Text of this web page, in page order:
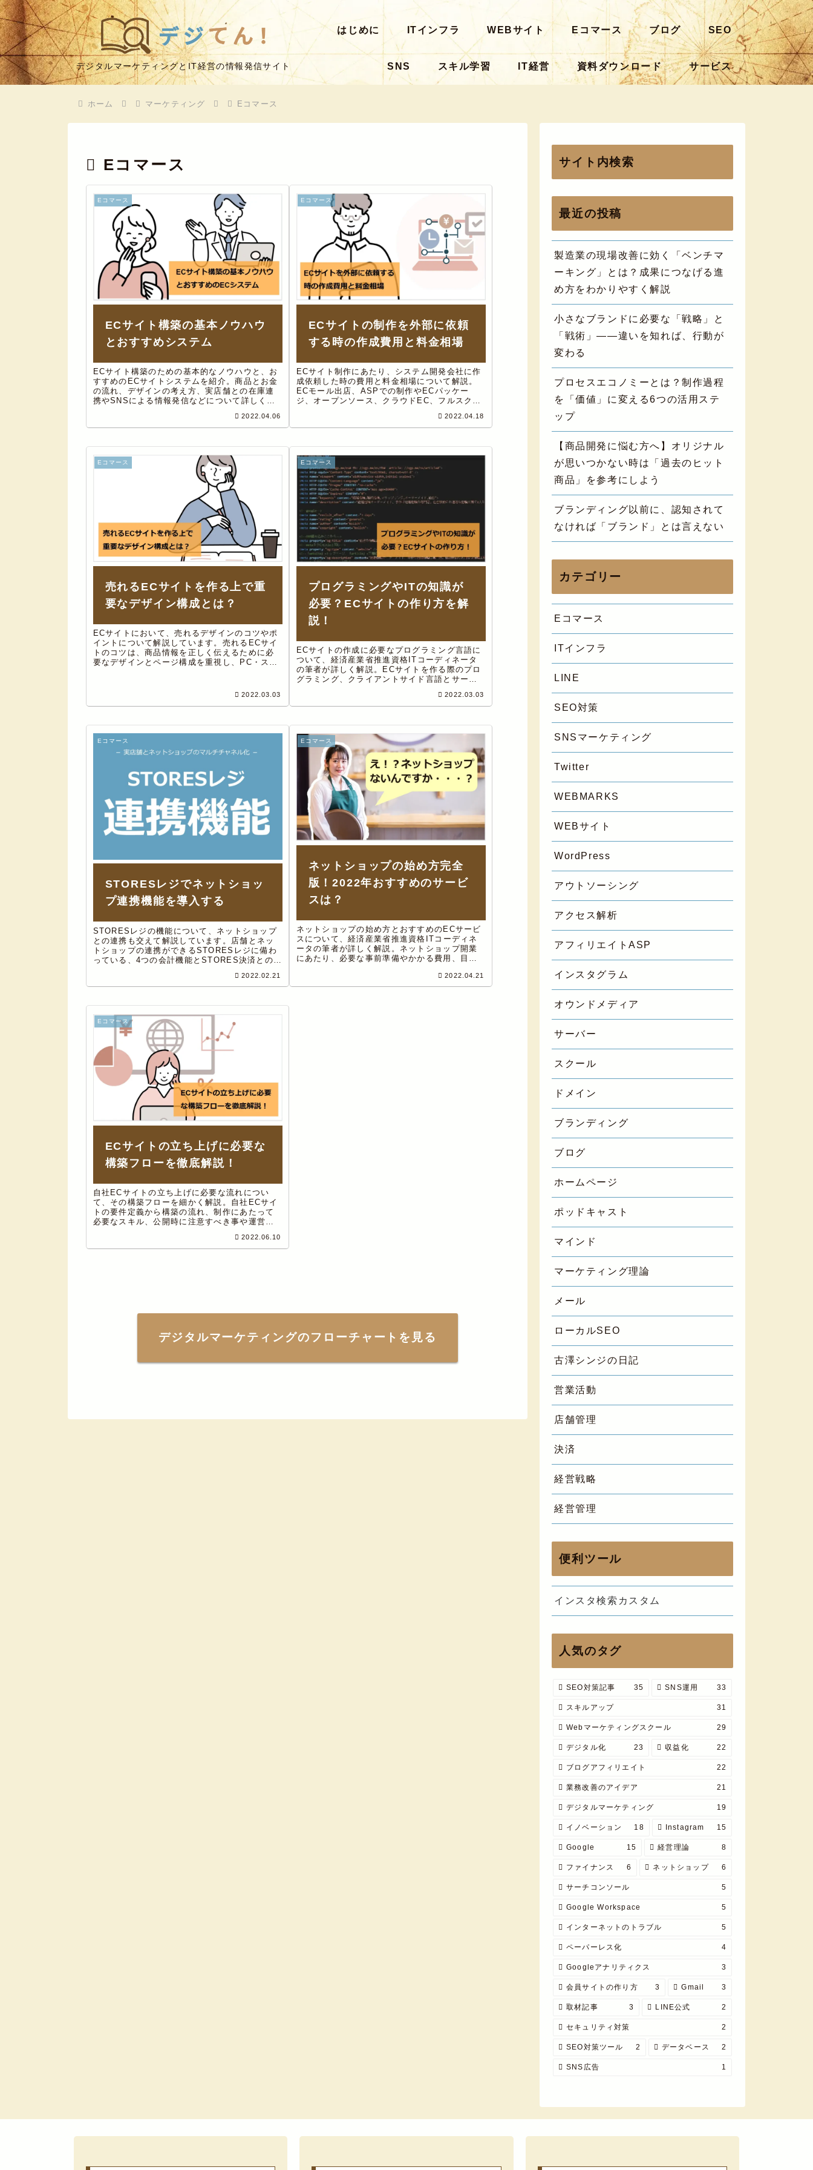
デジタルマーケティングとIT経営の情報発信サイト
はじめに ITインフラ WEBサイト Eコマース ブログ SEO
SNS スキル学習 IT経営 資料ダウンロード サービス
ホーム マーケティング Eコマース
Eコマース
Eコマース
ECサイト構築の基本ノウハウ
とおすすめシステム
ECサイト構築のための基本的なノウハウと、お
すすめのECサイトシステムを紹介。商品とお金
の流れ、デザインの考え方、実店舗との在庫連
携やSNSによる情報発信などについて詳しく解
すすめのECサイト構築方法についても合わせて
解説しています。
2022.04.06
Eコマース
ECサイトの制作を外部に依頼
する時の作成費用と料金相場
ECサイト制作にあたり、システム開発会社に作
成依頼した時の費用と料金相場について解説。
ECモール出店、ASPでの制作やECパッケー
ジ、オープンソース、クラウドEC、フルスクラ
2022.04.18
Eコマース
売れるECサイトを作る上で重
要なデザイン構成とは？
ECサイトにおいて、売れるデザインのコツやポ
イントについて解説しています。売れるECサイ
トのコツは、商品情報を正しく伝えるために必
要なデザインとページ構成を重視し、PC・スマ
2022.03.03
Eコマース
プログラミングやITの知識が
必要？ECサイトの作り方を解
説！
ECサイトの作成に必要なプログラミング言語に
ついて、経済産業省推進資格ITコーディネータ
の筆者が詳しく解説。ECサイトを作る際のプロ
グラミング、クライアントサイド言語とサーバ
2022.03.03
Eコマース
STORESレジでネットショッ
プ連携機能を導入する
STORESレジの機能について、ネットショップ
との連携も交えて解説しています。店舗とネッ
トショップの連携ができるSTORESレジに備わ
っている、4つの会計機能とSTORES決済との連
2022.02.21
Eコマース
ネットショップの始め方完全
版！2022年おすすめのサービ
スは？
ネットショップの始め方とおすすめのECサービ
スについて、経済産業省推進資格ITコーディネ
ータの筆者が詳しく解説。ネットショップ開業
にあたり、必要な事前準備やかかる費用、目的
ショップ運営において必要な集客や販売、決済
機能やお客様との関係構築システムなどについ
2022.04.21
Eコマース
ECサイトの立ち上げに必要な
構築フローを徹底解説！
自社ECサイトの立ち上げに必要な流れについ
て、その構築フローを細かく解説。自社ECサイ
トの要件定義から構築の流れ、制作にあたって
必要なスキル、公開時に注意すべき事や運営方
資格ITコーディネータの筆者がわかりやすく解
説。
2022.06.10
デジタルマーケティングのフローチャートを見る
サイト内検索
最近の投稿
製造業の現場改善に効く「ベンチマ
ーキング」とは？成果につなげる進
め方をわかりやすく解説
小さなブランドに必要な「戦略」と
「戦術」——違いを知れば、行動が
変わる
プロセスエコノミーとは？制作過程
を「価値」に変える6つの活用ステ
ップ
【商品開発に悩む方へ】オリジナル
が思いつかない時は「過去のヒット
商品」を参考にしよう
ブランディング以前に、認知されて
なければ「ブランド」とは言えない
カテゴリー
Eコマース
ITインフラ
LINE
SEO対策
SNSマーケティング
Twitter
WEBMARKS
WEBサイト
WordPress
アウトソーシング
アクセス解析
アフィリエイトASP
インスタグラム
オウンドメディア
サーバー
スクール
ドメイン
ブランディング
ブログ
ホームページ
ポッドキャスト
マインド
マーケティング理論
メール
ローカルSEO
古澤シンジの日記
営業活動
店舗管理
決済
経営戦略
経営管理
便利ツール
インスタ検索カスタム
人気のタグ
SEO対策記事 35 SNS運用 33
スキルアップ 31
Webマーケティングスクール 29
デジタル化 23 収益化 22
ブログアフィリエイト 22
業務改善のアイデア 21
デジタルマーケティング 19
イノベーション 18 Instagram 15
Google 15 経営理論 8
ファイナンス 6 ネットショップ 6
サーチコンソール 5
Google Workspace 5
インターネットのトラブル 5
ペーパーレス化 4
Googleアナリティクス 3
会員サイトの作り方 3 Gmail 3
取材記事 3 LINE公式 2
セキュリティ対策 2
SEO対策ツール 2 データベース 2
SNS広告 1